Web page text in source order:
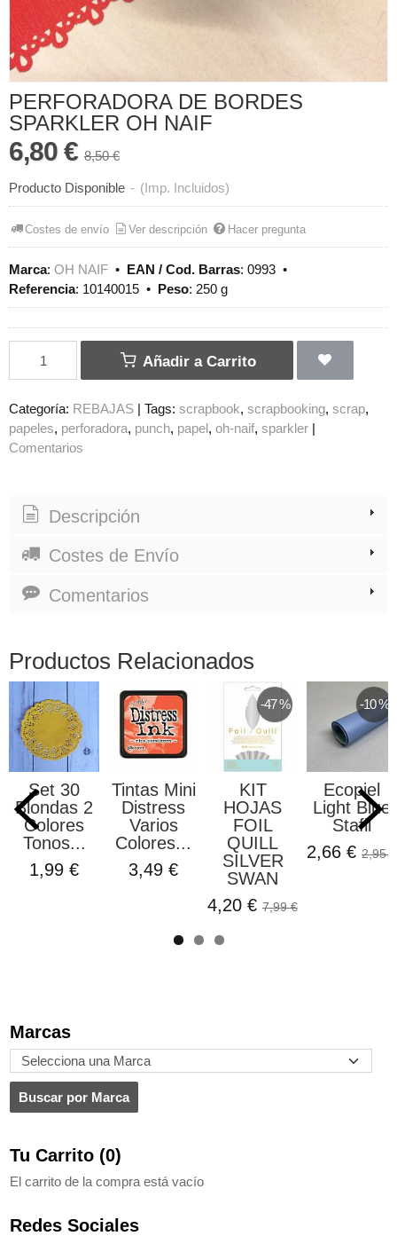
Marcas
Tu Carrito (0)
El carrito de la compra está vacío
Redes Sociales
PERFORADORA DE BORDES
SPARKLER OH NAIF
6,80 € 8,50 €
Producto Disponible - (Imp. Incluidos)
Costes de envío Ver descripción Hacer pregunta
Marca: OH NAIF • EAN / Cod. Barras: 0993 •
Referencia: 10140015 • Peso: 250 g
Añadir a Carrito
Categoría: REBAJAS Tags: scrapbook scrapbooking scrap
papeles perforadora punch papel oh-naif sparkler
Comentarios
Descripción
Costes de Envío
Comentarios
Productos Relacionados
Set 30
Blondas 2
Colores
Tonos...
1,99 €
Tintas Mini
Distress
Varios
Colores...
3,49 €
-47 %
KIT
HOJAS
FOIL
QUILL
SILVER
SWAN
4,20 € 7,99 €
-10 %
Ecopiel
Light Blue
Stafil
2,66 € 2,95 €